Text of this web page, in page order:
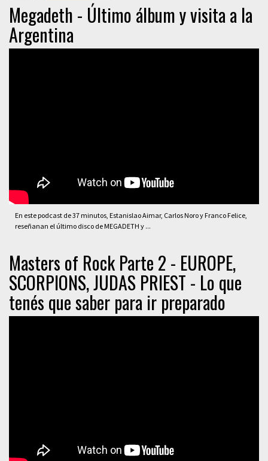
Megadeth - Último álbum y visita a la
Argentina
En este podcast de 37 minutos, Estanislao Aimar, Carlos Noro y Franco Felice,
reseñanan el último disco de MEGADETH y ...
Masters of Rock Parte 2 - EUROPE,
SCORPIONS, JUDAS PRIEST - Lo que
tenés que saber para ir preparado